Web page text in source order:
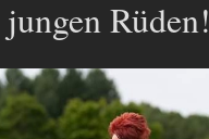
Rüden!